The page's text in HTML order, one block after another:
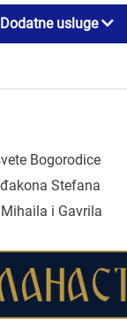
Dodatne usluge
Bogorodice
Stefana
i Gavrila